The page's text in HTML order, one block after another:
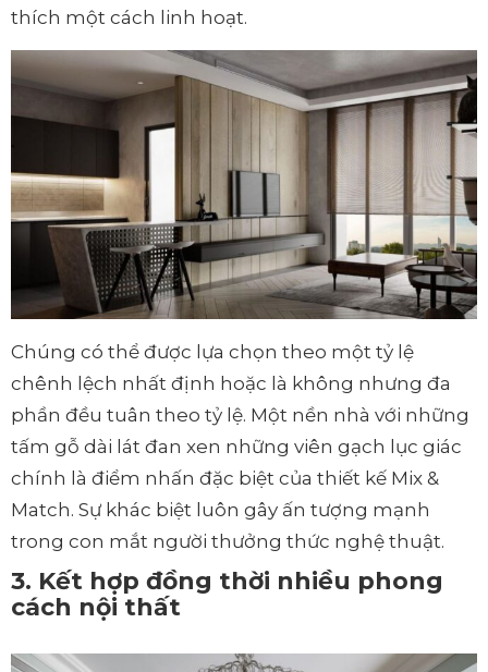
thích một cách linh hoạt.
Chúng có thể được lựa chọn theo một tỷ lệ
chênh lệch nhất định hoặc là không nhưng đa
phần đều tuân theo tỷ lệ. Một nền nhà với những
tấm gỗ dài lát đan xen những viên gạch lục giác
chính là điểm nhấn đặc biệt của thiết kế Mix &
Match. Sự khác biệt luôn gây ấn tượng mạnh
trong con mắt người thưởng thức nghệ thuật.
3. Kết hợp đồng thời nhiều phong
cách nội thất